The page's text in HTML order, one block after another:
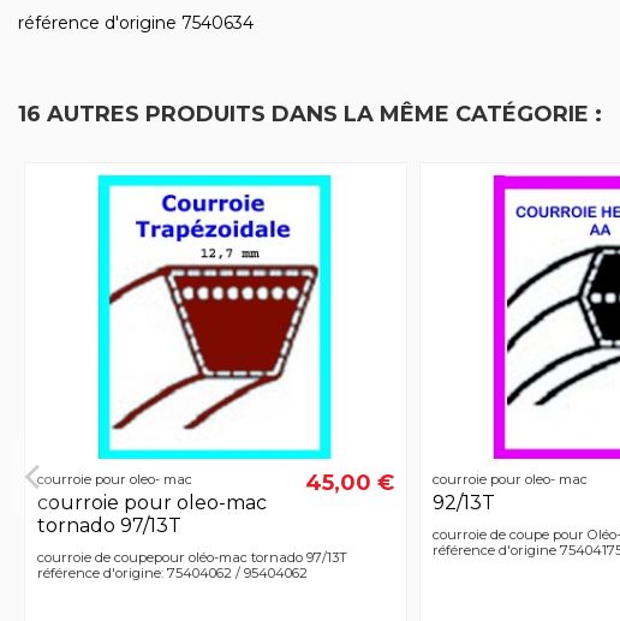
référence d'origine 7540634
16 AUTRES PRODUITS DANS LA MÊME CATÉGORIE :
courroie pour oleo- mac
courroie pour oleo-mac
tornado 97/13T
45,00 €
courroie de coupepour oléo-mac tornado 97/13T
référence d'origine: 75404062 / 95404062
courroie pour oleo- mac
92/13T
courroie de coupe pour
référence d'origine